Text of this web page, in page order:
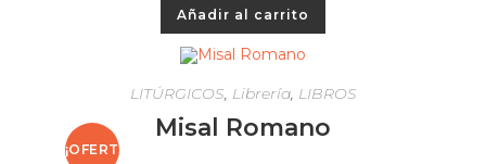
Añadir al carrito
¡OFERT
LITÚRGICOS, Librería, LIBROS
Misal Romano